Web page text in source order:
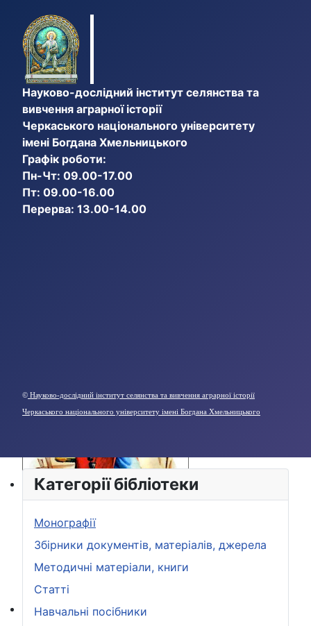
Категорії бібліотеки
Монографії
Збірники документів, матеріалів, джерела
Методичні матеріали, книги
Статті
Навчальні посібники
Науково-дослідний інститут селянства та
вивчення аграрної історії
Черкаського національного університету
імені Богдана Хмельницького
Графік роботи:
Пн-Чт: 09.00-17.00
Пт: 09.00-16.00
Перерва: 13.00-14.00
© Науково-дослідний інститут селянства та вивчення аграрної історії
Черкаського національного університету імені Богдана Хмельницького